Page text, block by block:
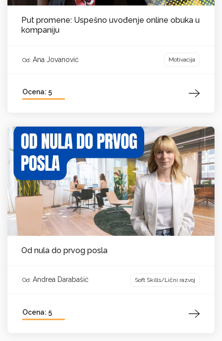
Put promene: Uspešno uvođenje online obuka u
kompaniju
Od: Ana Jovanović Motivacija
Ocena: 5
Od nula do prvog posla
Od: Andrea Darabašić Soft Skills/Lični razvoj
Ocena: 5